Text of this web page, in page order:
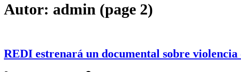
Autor: admin (page 2)
REDI estrenará un documental sobre